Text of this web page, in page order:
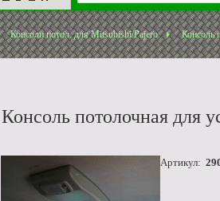
Консоли потол. для Mitsubishi/Pajero Консоль
Консоль потолочная для
Артикул: